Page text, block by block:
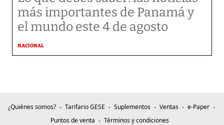
más importantes de Panamá y
el mundo este 4 de agosto
NACIONAL
¿Quiénes somos? Tarifario GESE Suplementos Ventas
e-Paper
Puntos de venta
Términos y condiciones